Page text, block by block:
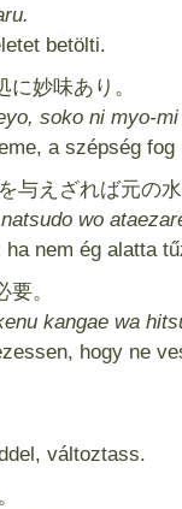
betölti.
妙味あり。
soko ni myo-
a szépség fog
与えざれば元の
wo
nem ég alatta
。
kangae wa
hogy ne
változtass.